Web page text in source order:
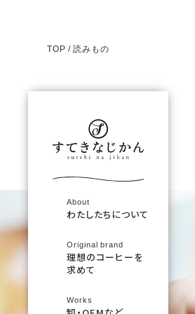
About
わたしたちについて
Original brand
理想のコーヒーを
求めて
Works
TOP 読みもの